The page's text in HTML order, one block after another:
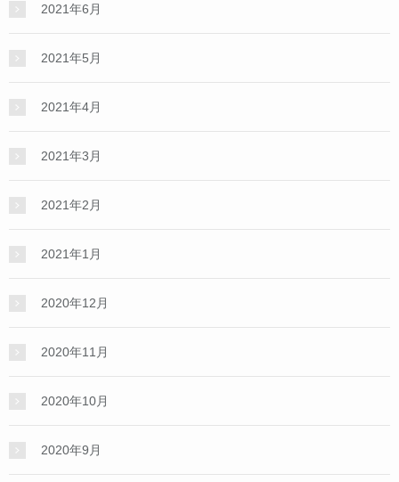
2021年6月
2021年5月
2021年4月
2021年3月
2021年2月
2021年1月
2020年12月
2020年11月
2020年10月
2020年9月